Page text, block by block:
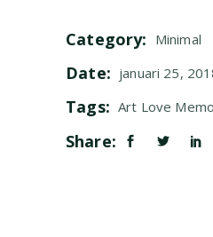
Category: Minimal
Date: januari 25,
Tags: Art Love
Share: